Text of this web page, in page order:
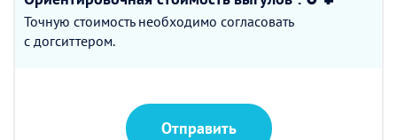
Точную стоимость необходимо согласовать
с догситтером.
Отправить